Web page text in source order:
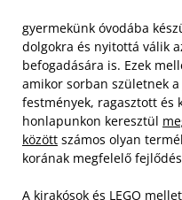
gyermekünk óvodába
dolgokra és nyitottá válik
befogadására is. Ezek
amikor sorban születnek
festmények, ragasztott és
honlapunkon keresztül
között számos olyan
korának megfelelő
A kirakósok és LEGO